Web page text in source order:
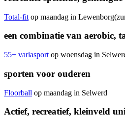
Total-fit op maandag in
een combinatie van aerobic,
55+ variasport op woensdag in
sporten voor ouderen
Floorball op maandag in Selwerd
Actief, recreatief, kleinveld